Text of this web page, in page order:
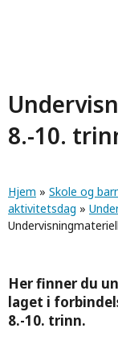
for
UNICEF-
8.-10.
8.-10.
Hjem » Skole og
aktivitetsdag »
Her finner du
laget i
8.-10. trinn.